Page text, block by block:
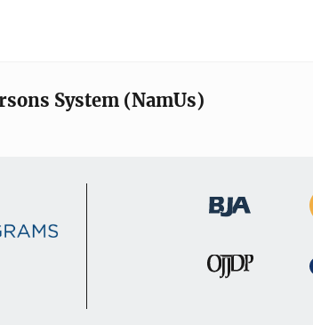
System (NamUs)